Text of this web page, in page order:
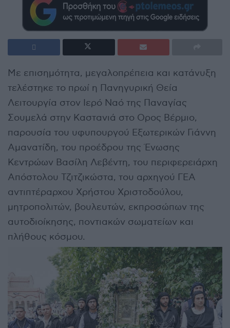
Με επισημότητα, μεγαλοπρέπεια και κατάνυξη
τελέστηκε το πρωί η Πανηγυρική Θεία
Λειτουργία στον Ιερό Ναό της Παναγίας
Σουμελά στην Καστανιά στο Ορος Βέρμιο,
παρουσία του υφυπουργού Εξωτερικών Γιάννη
Αμανατίδη, του προέδρου της Ένωσης
Κεντρώων Βασίλη Λεβέντη, του περιφερειάρχη
Απόστολου Τζιτζικώστα, του αρχηγού ΓΕΑ
αντιπτέραρχου Χρήστου Χριστοδούλου,
μητροπολιτών, βουλευτών, εκπροσώπων της
αυτοδιοίκησης, ποντιακών σωματείων και
πλήθους κόσμου.